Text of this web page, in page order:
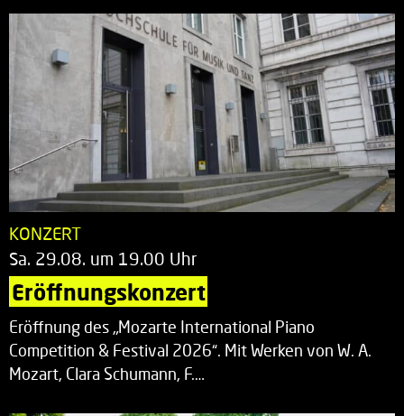
KONZERT
Sa. 29.08. um 19.00 Uhr
Eröffnungskonzert
Eröffnung des „Mozarte International Piano
Competition & Festival 2026“. Mit Werken von W. A.
Mozart, Clara Schumann, F.…